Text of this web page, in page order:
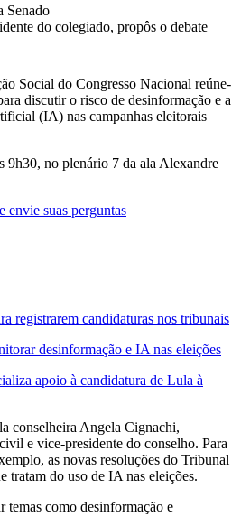
Senado
do colegiado, propôs o debate
Social do Congresso Nacional reúne-
discutir o risco de desinformação e a
(IA) nas campanhas eleitorais
9h30, no plenário 7 da ala Alexandre
envie suas perguntas
registrarem candidaturas nos tribunais
desinformação e IA nas eleições
apoio à candidatura de Lula à
conselheira Angela Cignachi,
e vice-presidente do conselho. Para
as novas resoluções do Tribunal
tratam do uso de IA nas eleições.
temas como desinformação e